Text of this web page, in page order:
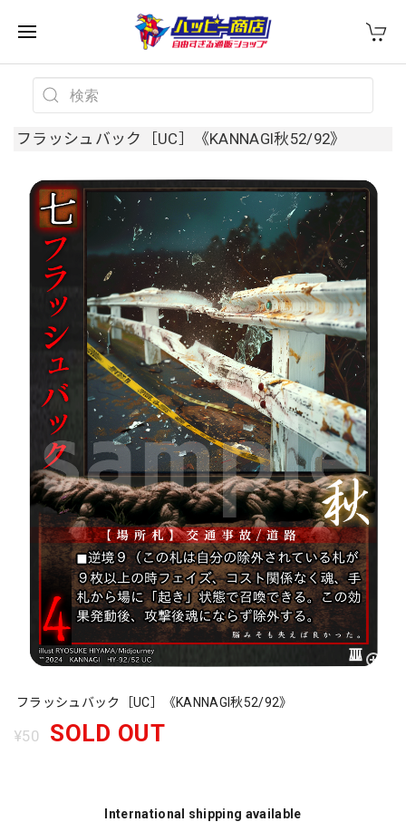
フラッシュバック［UC］《KANNAGI秋52/92》
フラッシュバック［UC］《KANNAGI秋52/92》
¥50 SOLD OUT
International shipping available